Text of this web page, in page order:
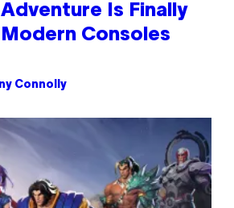
Is Finally
Consoles
Connolly